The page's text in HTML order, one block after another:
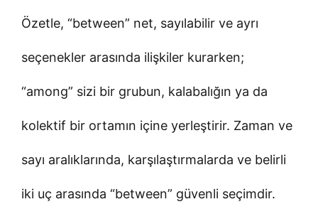
Özetle, “between” net, sayılabilir ve ayrı
seçenekler arasında ilişkiler kurarken;
“among” sizi bir grubun, kalabalığın ya da
kolektif bir ortamın içine yerleştirir. Zaman ve
sayı aralıklarında, karşılaştırmalarda ve belirli
iki uç arasında “between” güvenli seçimdir.